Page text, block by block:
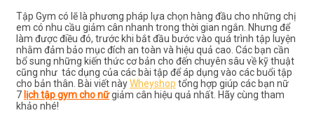
Tập Gym có lẽ là phương pháp lựa chọn hàng đầu cho những chị
em có nhu cầu giảm cân nhanh trong thời gian ngắn. Nhưng để
làm được điều đó, trước khi bắt đầu bước vào quá trình tập luyện
nhằm đảm bảo mục đích an toàn và hiệu quả cao. Các bạn cần
bổ sung những kiến thức cơ bản cho đến chuyên sâu về kỹ thuật
cũng như tác dụng của các bài tập để áp dụng vào các buổi tập
cho bản thân. Bài viết nàyWheyshop tổng hợp giúp các bạn nữ
7 lịch tập gym cho nữgiảm cân hiệu quả nhất. Hãy cùng tham
khảo nhé!